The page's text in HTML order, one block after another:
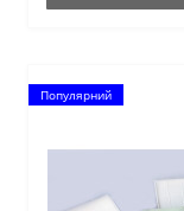
Популярний